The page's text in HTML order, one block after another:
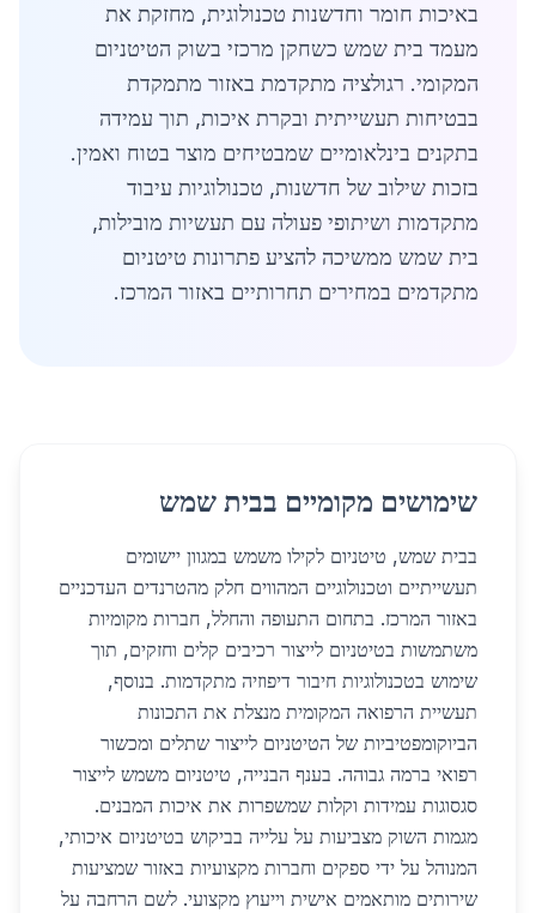
באיכות חומר וחדשנות טכנולוגית, מחזקת את
מעמד בית שמש כשחקן מרכזי בשוק הטיטניום
המקומי. רגולציה מתקדמת באזור מתמקדת
בבטיחות תעשייתית ובקרת איכות, תוך עמידה
בתקנים בינלאומיים שמבטיחים מוצר בטוח ואמין.
בזכות שילוב של חדשנות, טכנולוגיות עיבוד
מתקדמות ושיתופי פעולה עם תעשיות מובילות,
בית שמש ממשיכה להציע פתרונות טיטניום
מתקדמים במחירים תחרותיים באזור המרכז.
שימושים מקומיים בבית שמש
בבית שמש, טיטניום לקילו משמש במגוון יישומים
תעשייתיים וטכנולוגיים המהווים חלק מהטרנדים העדכניים
באזור המרכז. בתחום התעופה והחלל, חברות מקומיות
משתמשות בטיטניום לייצור רכיבים קלים וחזקים, תוך
שימוש בטכנולוגיות חיבור דיפוזיה מתקדמות. בנוסף,
תעשיית הרפואה המקומית מנצלת את התכונות
הביוקומפטיביות של הטיטניום לייצור שתלים ומכשור
רפואי ברמה גבוהה. בענף הבנייה, טיטניום משמש לייצור
סגסוגות עמידות וקלות שמשפרות את איכות המבנים.
מגמות השוק מצביעות על עלייה בביקוש בטיטניום איכותי,
המנוהל על ידי ספקים וחברות מקצועיות באזור שמציעות
שירותים מותאמים אישית וייעוץ מקצועי. לשם הרחבה על